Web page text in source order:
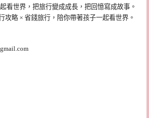
看世界，把旅行變成成長，把回憶寫成故事。
攻略 × 省錢旅行，陪你帶著孩子一起看世界。